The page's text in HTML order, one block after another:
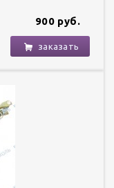
900 руб.
заказать